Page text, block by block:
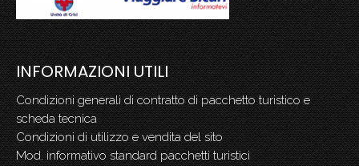
INFORMAZIONI UTILI
Condizioni generali di contratto di pacchetto turistico e
scheda tecnica
Condizioni di utilizzo e vendita del sito
Mod. informativo standard pacchetti turistici